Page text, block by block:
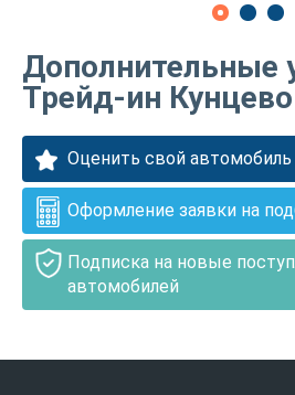
Дополнительные
Трейд-ин Кунцево
Оценить свой автомобиль
Оформление заявки на
Подписка на новые
автомобилей